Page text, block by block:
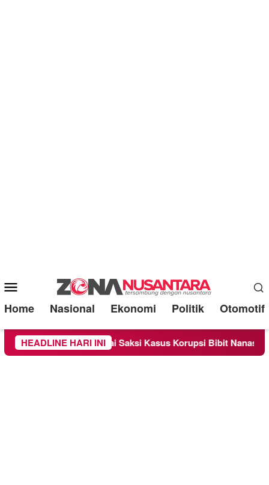
Mobile
Menu
Home Nasional Ekonomi Politik Otomotif
HEADLINE HARI INI
Sebagai Saksi Kasus Korupsi Bibit Nanas Sulsel Rp